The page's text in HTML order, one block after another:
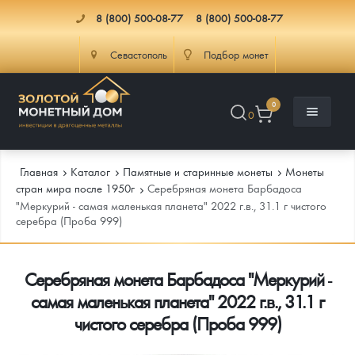
8 (800) 500-08-77 8 (800) 500-08-77
Севастополь Подбор монет
0
0
Каталог
Инвестиционные монеты
Монеты Россия и СССР
Памятные и старинные монеты
Как сделать заказ
Подлинность монет
Доставка
Главная Каталог Памятные и старинные монеты
Монеты
стран мира после 1950г
Серебряная монета Барбадоса
"Меркурий - самая маленькая планета" 2022 г.в., 31.1 г чистого
серебра (Проба 999)
Серебряная монета Барбадоса "Меркурий -
самая маленькая планета" 2022 г.в., 31.1 г
чистого серебра (Проба 999)